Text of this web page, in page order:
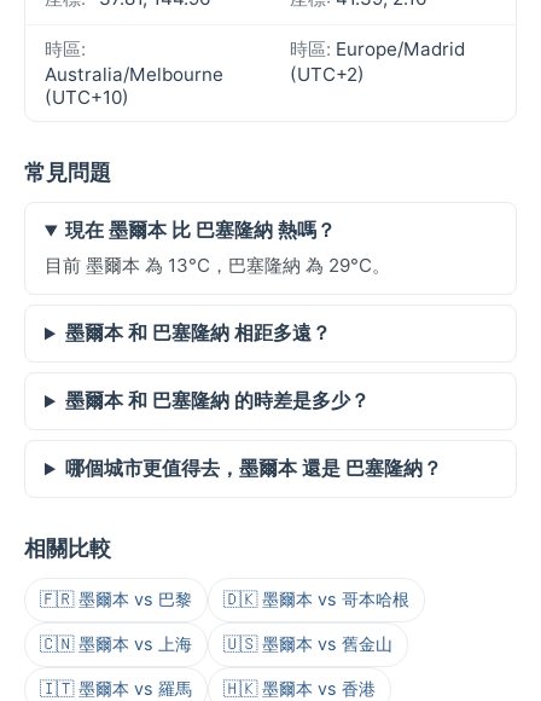
時區:
Australia/Melbourne
(UTC+10)
時區: Europe/Madrid
(UTC+2)
常見問題
現在 墨爾本 比 巴塞隆納 熱嗎？
目前 墨爾本 為 13°C，巴塞隆納 為 29°C。
墨爾本 和 巴塞隆納 相距多遠？
墨爾本 和 巴塞隆納 的時差是多少？
哪個城市更值得去，墨爾本 還是 巴塞隆納？
相關比較
🇫🇷 墨爾本 vs 巴黎 🇩🇰 墨爾本 vs 哥本哈根
🇨🇳 墨爾本 vs 上海 🇺🇸 墨爾本 vs 舊金山
🇮🇹 墨爾本 vs 羅馬 🇭🇰 墨爾本 vs 香港